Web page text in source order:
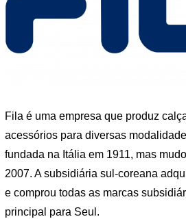
Fila é uma empresa que produz
acessórios para diversas
fundada na Itália em 1911, mas
2007. A subsidiária sul-coreana
e comprou todas as marcas
principal para Seul.